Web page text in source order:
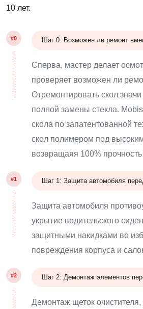
10 лет.
#0 Шаг 0: Возможен ли ремонт
Сперва, мастер делает
проверяет возможен ли
Отремонтировать скол
полной замены стекла.
скола по запатентованной
скол полимером под
возвращаяя 100% прочность
#1 Шаг 1: Защита автомобиля
Защита автомобиля
укрытие водительского
защитными накидками во
повреждения корпуса и
#2 Шаг 2: Демонтаж элементов
Демонтаж щеток